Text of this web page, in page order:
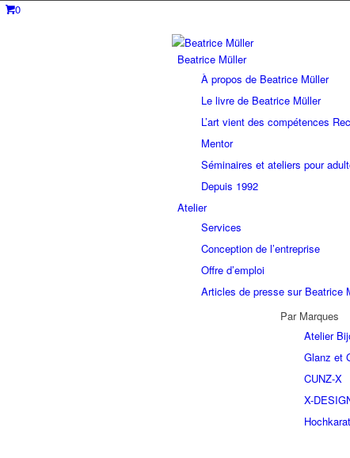
0
Beatrice Müller
À propos de Beatrice Müller
Le livre de Beatrice Müller
L’art vient des compétences
Mentor
Séminaires et ateliers pour
Depuis 1992
Atelier
Services
Conception de l’entreprise
Offre d’emploi
Articles de presse sur Beatrice
Par Marques
Atelier
Glanz et
CUNZ-X
X-
Hochkarat